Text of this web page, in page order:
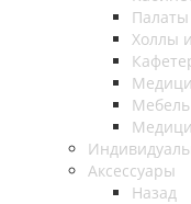
Палаты
Холлы
Аксессуары
Назад